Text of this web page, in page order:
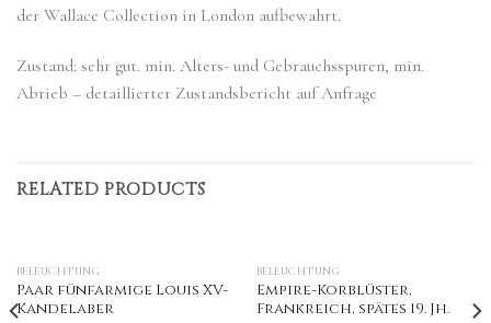
der Wallace Collection in London aufbewahrt.
Zustand: sehr gut. min. Alters- und Gebrauchsspuren, min.
Abrieb – detaillierter Zustandsbericht auf Anfrage
RELATED PRODUCTS
BELEUCHTUNG
Paar fünfarmige Louis XV-
Kandelaber
BELEUCHTUNG
Empire-Korblüster,
Frankreich, spätes 19. Jh.